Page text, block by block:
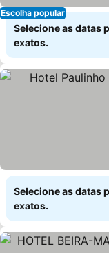
Escolha popular
Selecione as datas
exatos.
Selecione as datas
exatos.